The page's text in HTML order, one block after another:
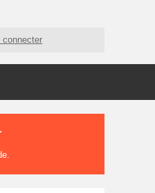
connecter